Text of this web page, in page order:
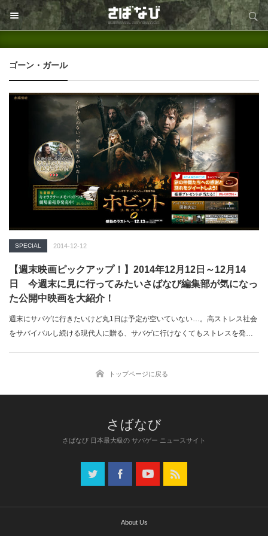
サイト内検索
ゴーン・ガール
SPECIAL 2014-12-12
【週末映画ピックアップ！】2014年12月12日～12月14
日 今週末に見に行ってみたいさばなび編集部が気になっ
た公開中映画を大紹介！
週末にサバゲに行きたいけど丸1日は予定が空いていない…。高ストレス社会
をサバイバルし続ける現代人に贈る、サバゲに行けなくてもストレスを発散
トップページに戻る
さばなび 日本最大級の サバゲー ニュースサイト
About Us
サイト内検索